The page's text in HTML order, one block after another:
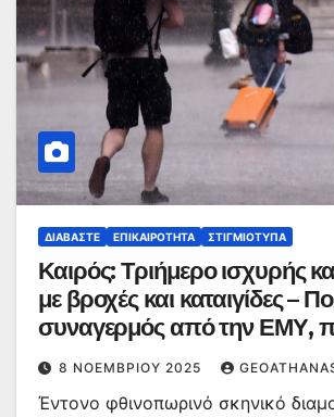
ΔΙΑΒΆΣΤΕ ΕΠΙΚΑΙΡΌΤΗΤΑ ΣΤΙΓΜΙΌΤΥΠΑ
Καιρός: Τριήμερο ισχυρής
με βροχές και καταιγίδες –
συναγερμός από την ΕΜΥ,
περιοχές θα επηρεαστούν
8 ΝΟΕΜΒΡΊΟΥ 2025
Έντονο φθινοπωρινό σκηνικό